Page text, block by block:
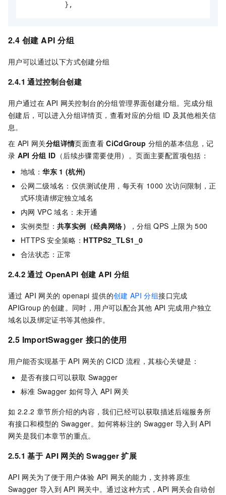
} ,
2.4 创建 API 分组
用户可以通过以下方式创建分组
2.4.1 通过控制台创建
用户通过在 API 网关控制台的分组管理界面创建分组。完成分组
创建后，可以进入分组详情页，查看对应的分组 ID 及其他相关信
息。
在 API 网关分组详情页面查看 CiCdGroup 分组的基本信息，记
录 API 分组 ID （后续步骤需要使用）。页面主要配置项包括：
地域：华东 1 (杭州)
公网二级域名：仅供测试使用，每天有 1000 次访问限制，正
式环境请绑定独立域名
内网 VPC 域名：未开通
实例类型： 共享实例（经典网络） ，分组 QPS 上限为 500
HTTPS 安全策略： HTTPS2_TLS1_0
合法状态：正常
2.4.2 通过 OpenAPI 创建 API 分组
通过 API 网关的 openapi 提供的创建 API 分组接口完成
APIGroup 的创建。同时，用户可以配合其他 API 完成用户独立
域名以及绑定证书等其他操作。
2.5 ImportSwagger 接口的使用
用户能否实现基于 API 网关的 CICD 流程，其核心关键是：
是否有接口可以获取 Swagger
标准 Swagger 如何导入 API 网关
如 2.2.2 章节所介绍的内容，我们已经可以获取描述后端服务所
有接口和模型的 Swagger。如何将标注的 Swagger 导入到 API
网关是我们本章节的重点。
2.5.1 基于 API 网关的 Swagger 扩展
API 网关为了便于用户体验 API 网关的能力，支持将原生
Swagger 导入到 API 网关中。通过这种方式，API 网关会自动创